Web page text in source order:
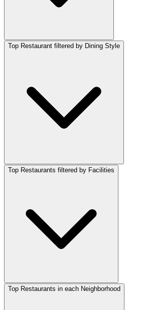
Top Restaurant filtered by Dining Style
Top Restaurants filtered by Facilities
Top Restaurants in each Neighborhood